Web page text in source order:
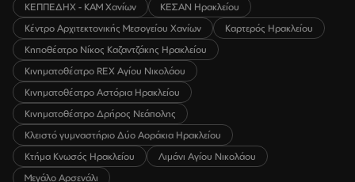
ΚΕΠΠΕΔΗΧ - ΚΑΜ Χανίων
ΚΕΣΑΝ Ηρακλείου
Κέντρο Αρχιτεκτονικής Μεσογείου Χανίων
Καρτερός Ηρακλείου
Κηποθέατρο Νίκος Καζαντζάκης Ηρακλείου
Κινηματοθέατρο REX Αγίου Νικολάου
Κινηματοθέατρο Αστόρια Ηρακλείου
Κινηματοθέατρο Δρήρος Νεάπολης
Κλειστό γυμναστήριο Δύο Αοράκια Ηρακλείου
Κτήμα Κνωσός Ηρακλείου
Λιμάνι Αγίου Νικολάου
Μεγάλο Αρσενάλι